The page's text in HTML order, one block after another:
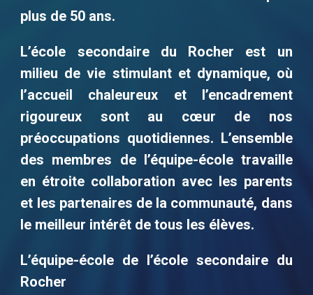
plus de 50 ans.
L’école secondaire du Rocher est un
milieu de vie stimulant et dynamique, où
l’accueil chaleureux et l’encadrement
rigoureux sont au cœur de nos
préoccupations quotidiennes. L’ensemble
des membres de l’équipe-école travaille
en étroite collaboration avec les parents
et les partenaires de la communauté, dans
le meilleur intérêt de tous les élèves.
L’équipe-école de l’école secondaire du
Rocher